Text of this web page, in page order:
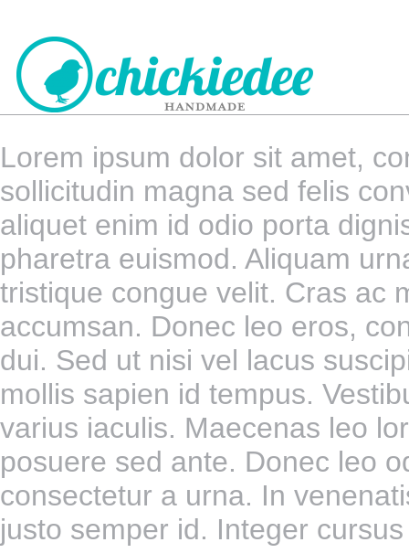
CHICKIEDEE
HANDMADE
Lorem ipsum dolor sit amet,
sollicitudin magna sed felis
aliquet enim id odio porta
pharetra euismod. Aliquam
tristique congue velit. Cras ac
accumsan. Donec leo eros,
dui. Sed ut nisi vel lacus
mollis sapien id tempus.
varius iaculis. Maecenas leo
posuere sed ante. Donec leo
consectetur a urna. In
justo semper id. Integer